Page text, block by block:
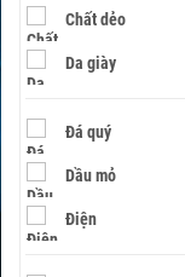
Chất dẻo
Da giày
Đá quý
Dầu mỏ
Điện